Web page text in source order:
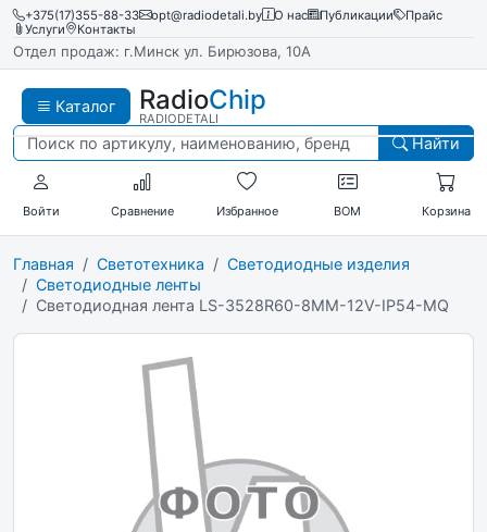
+375(17)355-88-33 opt@radiodetali.by О нас Публикации
Прайс
Услуги
Контакты
Отдел продаж: г.Минск ул. Бирюзова, 10А
Каталог RadioChip
RADIODETALI
Найти
Войти Сравнение Избранное BOM Корзина
Главная Светотехника
Светодиодные изделия
Светодиодные ленты
Светодиодная лента LS-3528R60-8MM-12V-IP54-MQ